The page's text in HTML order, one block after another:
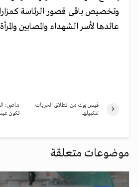
وتخصيص باقى قصور الرئاسة
عائدها لأسر الشهداء والمصابين والمرأة
ماضى:
تكون
فيس بوك من انطلاق الحريات
لتكبيلها
موضوعات متعلقة